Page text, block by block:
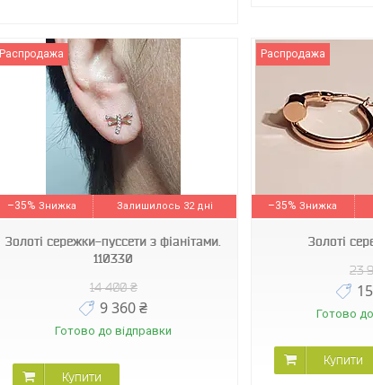
Распродажа
–35% Залишилось 32 дні
Золоті сережки-пуссети з фіанітами.
110330
14 400 ₴
9 360 ₴
Готово до відправки
Купити
Распродажа
–35%
Золоті
23
Готово
Купити